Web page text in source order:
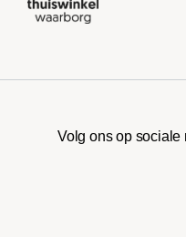
Volg ons op sociale